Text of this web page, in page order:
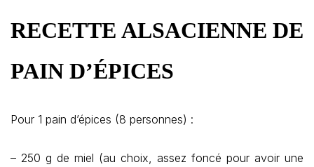
RECETTE ALSACIENNE DE
PAIN D’ÉPICES
Pour 1 pain d’épices (8 personnes) :
– 250 g de miel (au choix, assez foncé pour avoir une